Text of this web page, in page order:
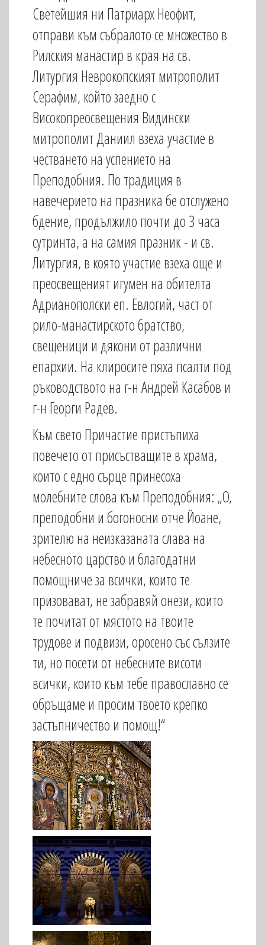
Светейшия ни Патриарх Неофит,
отправи към събралото се множество в
Рилския манастир в края на св.
Литургия Неврокопският митрополит
Серафим, който заедно с
Високопреосвещения Видински
митрополит Даниил взеха участие в
честването на успението на
Преподобния. По традиция в
навечерието на празника бе отслужено
бдение, продължило почти до 3 часа
сутринта, а на самия празник - и св.
Литургия, в която участие взеха още и
преосвещеният игумен на обителта
Адрианополски еп. Евлогий, част от
рило-манастирското братство,
свещеници и дякони от различни
епархии. На клиросите пяха псалти под
ръководството на г-н Андрей Касабов и
г-н Георги Радев.
Към свето Причастие пристъпиха
повечето от присъстващите в храма,
които с едно сърце принесоха
молебните слова към Преподобния: „О,
преподобни и богоносни отче Йоане,
зрителю на неизказаната слава на
небесното царство и благодатни
помощниче за всички, които те
призовават, не забравяй онези, които
те почитат от мястото на твоите
трудове и подвизи, оросено със сълзите
ти, но посети от небесните висоти
всички, които към тебе православно се
обръщаме и просим твоето крепко
застъпничество и помощ!“